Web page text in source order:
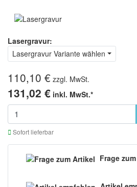
Lasergravur:
Lasergravur Variante wählen
110,10 € zzgl. MwSt.
131,02 € inkl. MwSt.*
Sofort lieferbar
Frage